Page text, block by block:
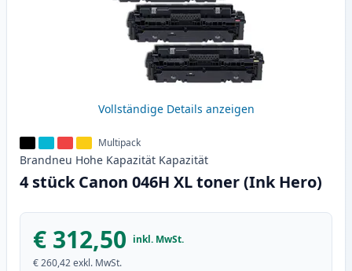
Vollständige Details anzeigen
Multipack
Brandneu Hohe Kapazität Kapazität
4 stück Canon 046H XL toner (Ink Hero)
€ 312,50 inkl. MwSt.
€ 260,42exkl. MwSt.